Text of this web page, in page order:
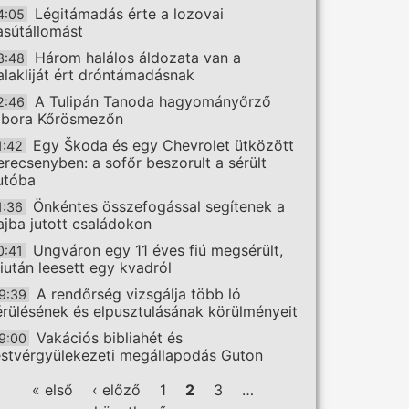
Légitámadás érte a lozovai
Három halálos áldozata van a
ért dróntámadásnak
A Tulipán Tanoda hagyományőrző
Kőrösmezőn
Egy Škoda és egy Chevrolet ütközött
a sofőr beszorult a sérült
Önkéntes összefogással segítenek a
jutott családokon
Ungváron egy 11 éves fiú megsérült,
leesett egy kvadról
A rendőrség vizsgálja több ló
és elpusztulásának körülményeit
Vakációs bibliahét és
megállapodás Guton
Oldalak
« első ‹ előző 1 2 3
…